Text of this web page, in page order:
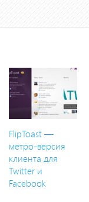
FlipToast —
метро-версия
клиента для
Twitter и
Facebook